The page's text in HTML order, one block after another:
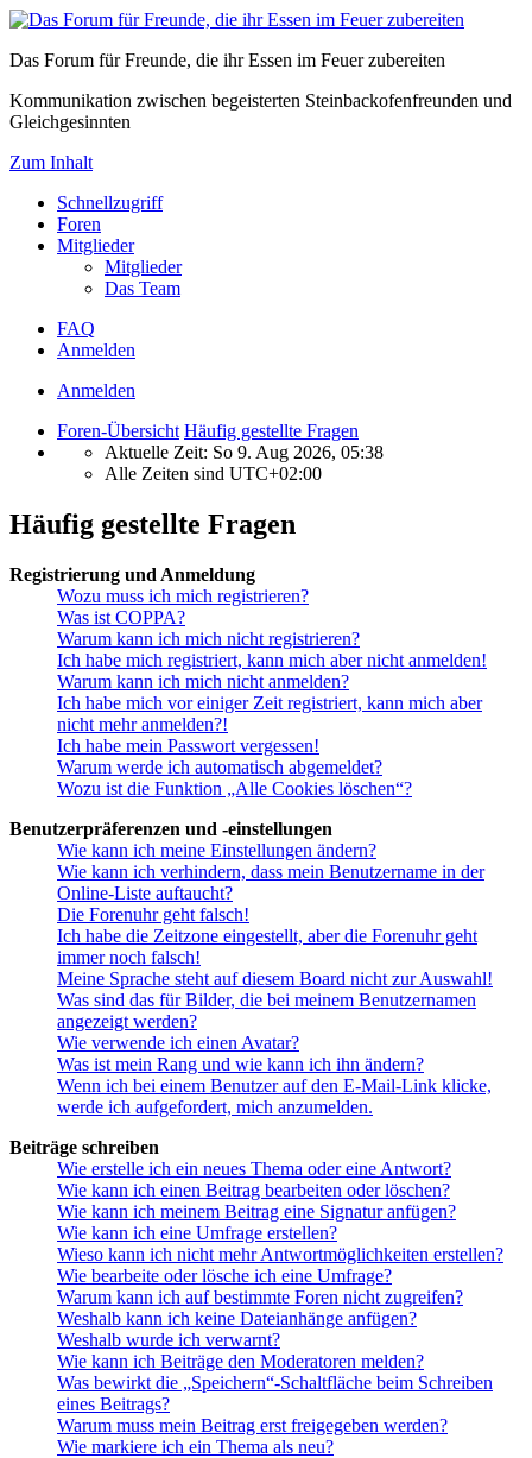
Das Forum für Freunde, die ihr Essen im Feuer zubereiten
Kommunikation zwischen begeisterten Steinbackofenfreunden und
Gleichgesinnten
Zum Inhalt
Schnellzugriff
Foren
Mitglieder
Mitglieder
Das Team
FAQ
Anmelden
Anmelden
Foren-Übersicht Häufig gestellte Fragen
Aktuelle Zeit: So 9. Aug 2026, 05:38
Alle Zeiten sind UTC+02:00
Häufig gestellte Fragen
Registrierung und Anmeldung
Wozu muss ich mich registrieren?
Was ist COPPA?
Warum kann ich mich nicht registrieren?
Ich habe mich registriert, kann mich aber nicht anmelden!
Warum kann ich mich nicht anmelden?
Ich habe mich vor einiger Zeit registriert, kann mich aber
nicht mehr anmelden?!
Ich habe mein Passwort vergessen!
Warum werde ich automatisch abgemeldet?
Wozu ist die Funktion „Alle Cookies löschen“?
Benutzerpräferenzen und -einstellungen
Wie kann ich meine Einstellungen ändern?
Wie kann ich verhindern, dass mein Benutzername in der
Online-Liste auftaucht?
Die Forenuhr geht falsch!
Ich habe die Zeitzone eingestellt, aber die Forenuhr geht
immer noch falsch!
Meine Sprache steht auf diesem Board nicht zur Auswahl!
Was sind das für Bilder, die bei meinem Benutzernamen
angezeigt werden?
Wie verwende ich einen Avatar?
Was ist mein Rang und wie kann ich ihn ändern?
Wenn ich bei einem Benutzer auf den E-Mail-Link klicke,
werde ich aufgefordert, mich anzumelden.
Beiträge schreiben
Wie erstelle ich ein neues Thema oder eine Antwort?
Wie kann ich einen Beitrag bearbeiten oder löschen?
Wie kann ich meinem Beitrag eine Signatur anfügen?
Wie kann ich eine Umfrage erstellen?
Wieso kann ich nicht mehr Antwortmöglichkeiten erstellen?
Wie bearbeite oder lösche ich eine Umfrage?
Warum kann ich auf bestimmte Foren nicht zugreifen?
Weshalb kann ich keine Dateianhänge anfügen?
Weshalb wurde ich verwarnt?
Wie kann ich Beiträge den Moderatoren melden?
Was bewirkt die „Speichern“-Schaltfläche beim Schreiben
eines Beitrags?
Warum muss mein Beitrag erst freigegeben werden?
Wie markiere ich ein Thema als neu?